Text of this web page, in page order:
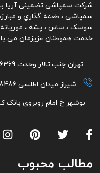
سمپاشی ، طعمه گذاري و
سوسک ، ساس ، پشه ، موریانه
خدمت هموطنان عزیزمان می
تهران جنب تالار وحدت 09120326369
شیراز میدان اطلسی 09179208486
بوشهر خ امام روبروی بانک کشاورزی
مطالب محبوب